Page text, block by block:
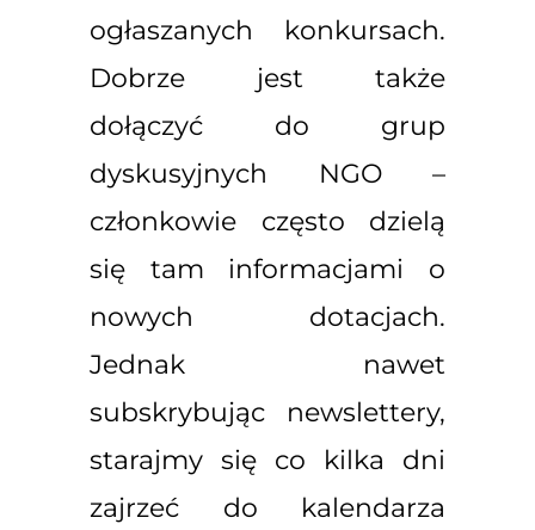
ogłaszanych konkursach.
Dobrze jest także
dołączyć do grup
dyskusyjnych NGO –
członkowie często dzielą
się tam informacjami o
nowych dotacjach.
Jednak nawet
subskrybując newslettery,
starajmy się co kilka dni
zajrzeć do kalendarza